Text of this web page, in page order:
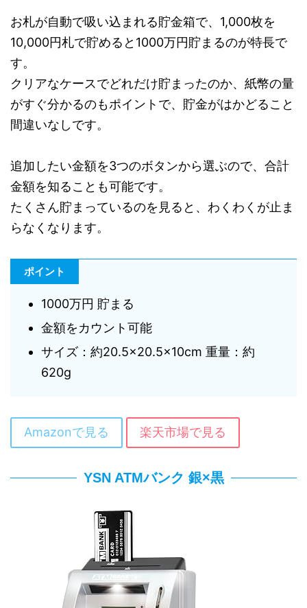
お札が自動で吸い込まれる貯金箱で、1,000枚を
10,000円札で貯めると1000万円貯まるのが特長で
す。
クリアなケースでどれだけ貯まったのか、紙幣の量
がすぐ分かるのもポイントで、貯金がはかどること
間違いなしです。
追加したい金額を3つのボタンから選ぶので、合計
金額を知ることも可能です。
たくさん貯まっているのを見ると、わくわくが止ま
らなくなります。
ポイント
1000万円 貯まる
金額をカウント可能
サイズ：約20.5×20.5×10cm 重量：約
620g
Amazonで見る 楽天市場で見る
YSN ATMバンク 銀×黒